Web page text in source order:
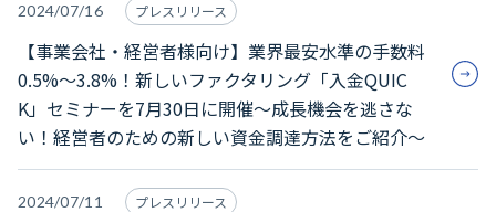
2024/07/16 プレスリリース
【事業会社・経営者様向け】業界最安水準の手数料
0.5%～3.8%！新しいファクタリング「入金QUIC
K」セミナーを7月30日に開催～成長機会を逃さな
い！経営者のための新しい資金調達方法をご紹介～
2024/07/11 プレスリリース